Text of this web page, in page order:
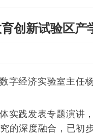
创新试验区产
字经济实验室主任
实践发表专题演讲
的深度融合，已初